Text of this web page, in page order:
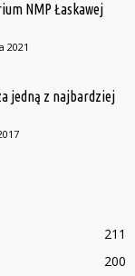
NMP Łaskawej
2021
jedną z najbardziej
211
200